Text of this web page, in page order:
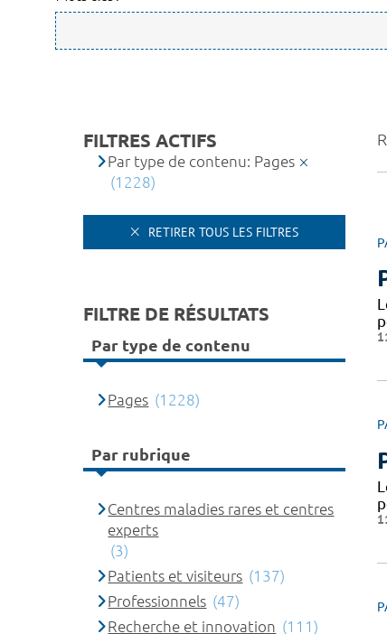
FILTRES ACTIFS
Par type de contenu: Pages
(1228)
RETIRER TOUS LES FILTRES
FILTRE DE RÉSULTATS
Par type de contenu
Pages (1228)
Par rubrique
Centres maladies rares et centres
experts
(3)
Patients et visiteurs (137)
Professionnels (47)
Recherche et innovation (111)